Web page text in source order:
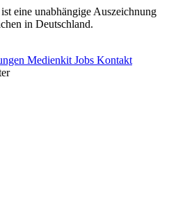
eine unabhängige Auszeichnung
in Deutschland.
Medienkit Jobs Kontakt